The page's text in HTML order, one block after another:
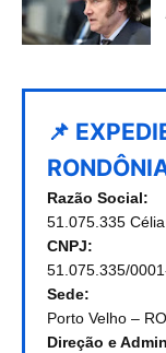
📌
Razão Social:
51.075.335
CNPJ:
51.075.335/
Sede:
Porto Velho – RO
Direção e